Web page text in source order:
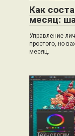
Как
месяц:
Управление
простого, но
месяц.